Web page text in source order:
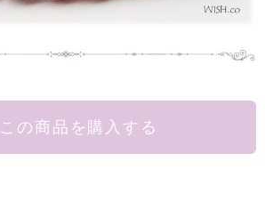
この商品を購入する